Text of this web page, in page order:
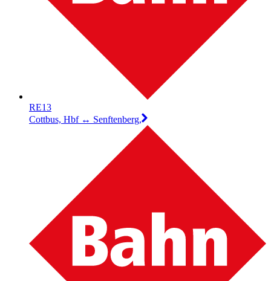
RE13
Cottbus, Hbf ↔︎ Senftenberg,